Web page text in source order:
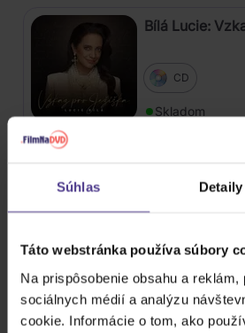
Súhlas Detaily
Táto webstránka používa súbory
Na prispôsobenie obsahu a
sociálnych médií a analýzu
cookie. Informácie o tom, ako
Bílá Lucie:
CD
Skladom
Harlej: Best
2025) Part 2